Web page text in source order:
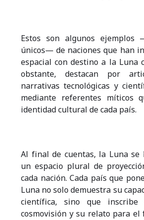
Estos son algunos ejemplos
únicos— de naciones que han
espacial con destino a la Luna
obstante, destacan por
narrativas tecnológicas y
mediante referentes míticos
identidad cultural de cada país.
Al final de cuentas, la Luna se
un espacio plural de
cada nación. Cada país que
Luna no solo demuestra su
científica, sino que
cosmovisión y su relato para el